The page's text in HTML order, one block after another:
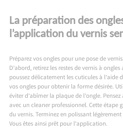
La préparation des
l’application du vernis
Préparez vos ongles pour une pose de
D’abord, retirez les restes de vernis à
poussez délicatement les cuticules à l’aide
vos ongles pour obtenir la forme désirée.
éviter d’abîmer la plaque de l’ongle.
avec un cleaner professionnel. Cette étape
du vernis. Terminez en polissant
Vous êtes ainsi prêt pour l’application.